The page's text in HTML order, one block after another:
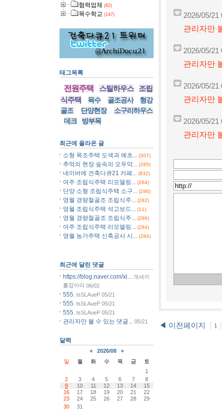
2026/05/21
관리자만
2026/05/21
관리자만
2026/05/21
관리자만
2026/05/21
관리자만
◀ 이전페이지 1
협력업체 (82)
목수학교 (147)
태그목록
전원주택 스틸하우스
조립
식주택
목수 골조공사
형강
골조
단양현장
소구리하우스
데크
방부목
최근에 올라온 글
소형 목조주택 도색과 예초...
(307)
추억의 현장 숲속의 오두막... (285)
네이버에 건축다큐21 카페... (832)
여주 조립식주택 리모델링... (284)
단양 소형 조립식주택 소구... (286)
영월 경량철골조 조립식주... (282)
영월 조립식주택 석고보드... (11)
영월 경량철골조 조립식주... (286)
여주 조립식주택 리모델링... (284)
영월 농가주택 신축공사 시... (284)
최근에 달린 댓글
https://blog.naver.com/xl...
개새끼
를잡아라 06/02
555. tsSLAueP 05/21
555. tsSLAueP 05/21
555. tsSLAueP 05/21
관리자만 볼 수 있는 댓글... 05/21
달력
« 2026/08
»
일
월 화 수 목 금
토
1
2
3 4 5 6 7
8
9
10 11 12 13 14
15
16
17 18 19 20 21
22
23
24 25 26 27 28
29
30
31